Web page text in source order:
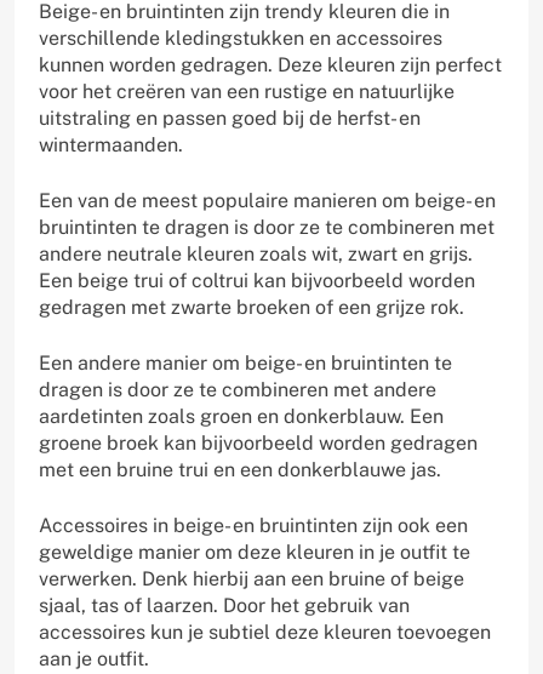
Beige- en bruintinten zijn trendy kleuren die in
verschillende kledingstukken en accessoires
kunnen worden gedragen. Deze kleuren zijn perfect
voor het creëren van een rustige en natuurlijke
uitstraling en passen goed bij de herfst- en
wintermaanden.
Een van de meest populaire manieren om beige- en
bruintinten te dragen is door ze te combineren met
andere neutrale kleuren zoals wit, zwart en grijs.
Een beige trui of coltrui kan bijvoorbeeld worden
gedragen met zwarte broeken of een grijze rok.
Een andere manier om beige- en bruintinten te
dragen is door ze te combineren met andere
aardetinten zoals groen en donkerblauw. Een
groene broek kan bijvoorbeeld worden gedragen
met een bruine trui en een donkerblauwe jas.
Accessoires in beige- en bruintinten zijn ook een
geweldige manier om deze kleuren in je outfit te
verwerken. Denk hierbij aan een bruine of beige
sjaal, tas of laarzen. Door het gebruik van
accessoires kun je subtiel deze kleuren toevoegen
aan je outfit.